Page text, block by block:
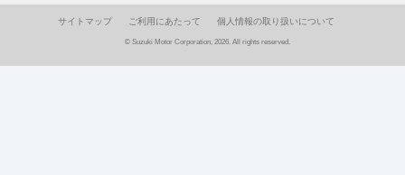
サイトマップ ご利用にあたって 個人情報の取り扱いについて
© Suzuki Motor Corporation, 2026. All rights reserved.